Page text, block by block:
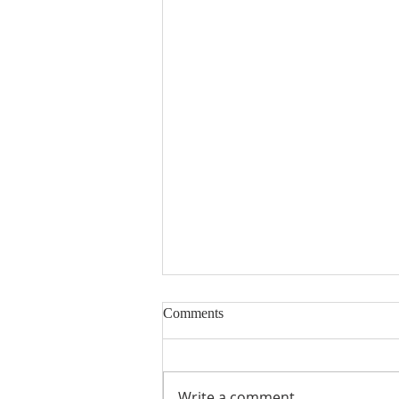
Tata Ibadah Keluarga - GPIB
Bethesda (05 Agustus 2026)
Comments